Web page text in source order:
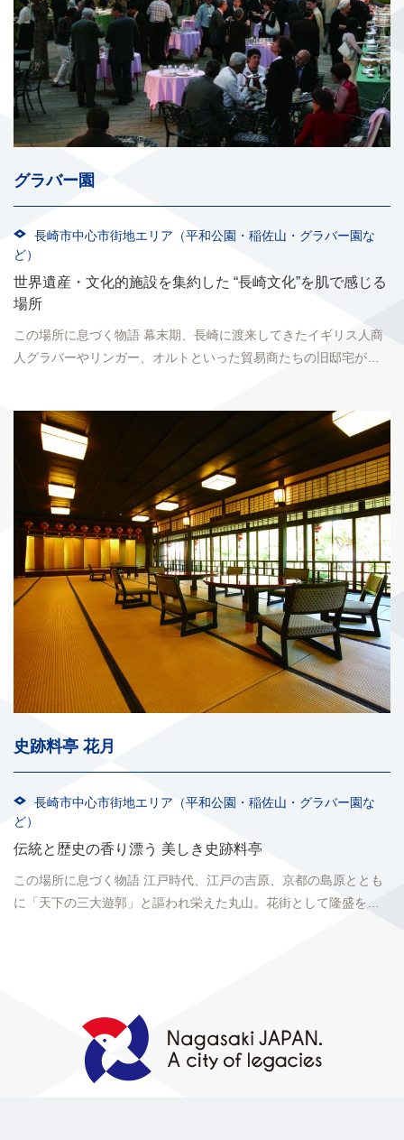
グラバー園
長崎市中心市街地エリア（平和公園・稲佐山・グラバー園な
ど）
世界遺産・文化的施設を集約した “長崎文化”を肌で感じる
場所
この場所に息づく物語 幕末期、長崎に渡来してきたイギリス人商
人グラバーやリンガー、オルトといった貿易商たちの旧邸宅が残
史跡料亭 花月
長崎市中心市街地エリア（平和公園・稲佐山・グラバー園な
ど）
伝統と歴史の香り漂う 美しき史跡料亭
この場所に息づく物語 江戸時代、江戸の吉原、京都の島原ととも
に「天下の三大遊郭」と謳われ栄えた丸山。花街として隆盛を極